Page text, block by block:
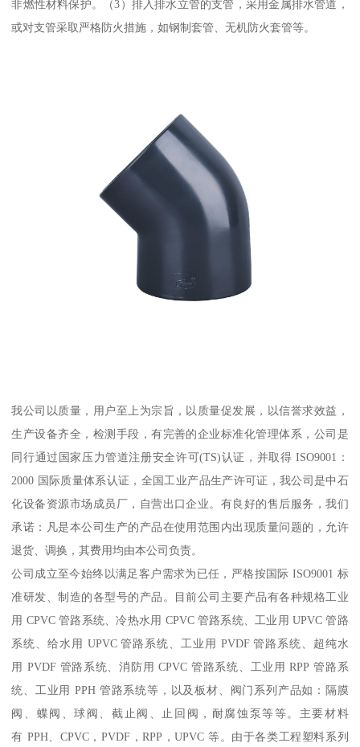
非燃性材料保护。（3）排入排水立管的支管，采用金属排水管道，
或对支管采取严格防火措施，如钢制套管、无机防火套管等。
我公司以质量，用户至上为宗旨，以质量促发展，以信誉求效益，
生产设备齐全，检测手段，有完善的企业标准化管理体系，公司是
同行通过国家压力管道注册安全许可(TS)认证，并取得 ISO9001：
2000 国际质量体系认证，全国工业产品生产许可证，我公司是中石
化设备资源市场成员厂，自营出口企业。有良好的售后服务，我们
承诺：凡是本公司生产的产品在使用范围内出现质量问题的，允许
退货、调换，其费用均由本公司负责。
公司成立至今始终以满足客户需求为已任，严格按国际 ISO9001 标
准研发、制造的各型号的产品。目前公司主要产品有各种规格工业
用 CPVC 管路系统、冷热水用 CPVC 管路系统、工业用 UPVC 管路
系统、给水用 UPVC 管路系统、工业用 PVDF 管路系统、超纯水
用 PVDF 管路系统、消防用 CPVC 管路系统、工业用 RPP 管路系
统、工业用 PPH 管路系统等，以及板材、阀门系列产品如：隔膜
阀、蝶阀、球阀、截止阀、止回阀，耐腐蚀泵等等。主要材料
有 PPH、CPVC，PVDF，RPP，UPVC 等。由于各类工程塑料系列